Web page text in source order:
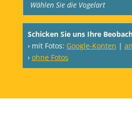
Schicken Sie uns Ihre
› mit Fotos: Google-Konten |
› ohne Fotos